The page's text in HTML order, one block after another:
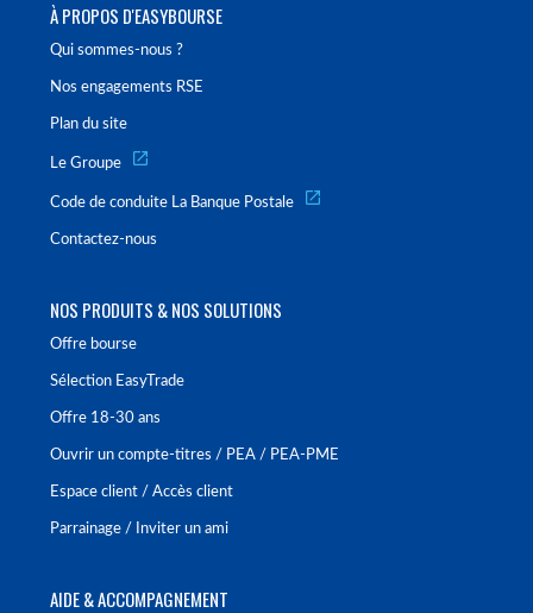
À PROPOS D'EASYBOURSE
Qui sommes-nous ?
Nos engagements RSE
Plan du site
Le Groupe
Code de conduite La Banque Postale
Contactez-nous
NOS PRODUITS & NOS SOLUTIONS
Offre bourse
Sélection EasyTrade
Offre 18-30 ans
Ouvrir un compte-titres / PEA / PEA-PME
Espace client / Accès client
Parrainage / Inviter un ami
AIDE & ACCOMPAGNEMENT